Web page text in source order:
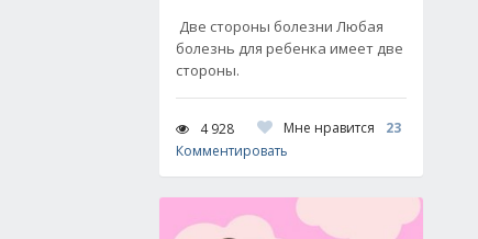
Две стороны болезни Любая
болезнь для ребенка имеет две
стороны.
4 928 Мне нравится
23
Комментировать